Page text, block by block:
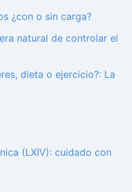
¿con o sin carga?
natural de controlar el
dieta o ejercicio?: La
(LXIV): cuidado con